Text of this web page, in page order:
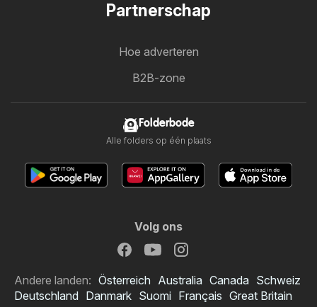
Partnerschap
Hoe adverteren
B2B-zone
Folderbode
Alle folders op één plaats
Volg ons
Andere landen: Österreich Australia Canada Schweiz
Deutschland Danmark Suomi Français Great Britain